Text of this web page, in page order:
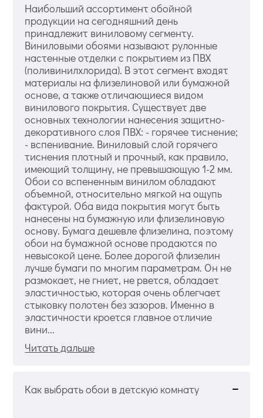
Наибольший ассортимент обойной
продукции на сегодняшний день
принадлежит виниловому сегменту.
Виниловыми обоями называют рулонные
настенные отделки с покрытием из ПВХ
(поливинилхлорида). В этот сегмент входят
материалы на флизелиновой или бумажной
основе, а также отличающиеся видом
винилового покрытия. Существует две
основных технологии нанесения защитно-
декоративного слоя ПВХ: - горячее тиснение;
- вспенивание. Виниловый слой горячего
тиснения плотный и прочный, как правило,
имеющий толщину, не превышающую 1-2 мм.
Обои со вспененным винилом обладают
объемной, относительно мягкой на ощупь
фактурой. Оба вида покрытия могут быть
нанесены на бумажную или флизелиновую
основу. Бумага дешевле флизелина, поэтому
обои на бумажной основе продаются по
невысокой цене. Более дорогой флизелин
лучше бумаги по многим параметрам. Он не
размокает, не гниет, не рвется, обладает
эластичностью, которая очень облегчает
стыковку полотен без зазоров. Именно в
эластичности кроется главное отличие
вини...
Читать дальше
Как выбрать обои в детскую комнату